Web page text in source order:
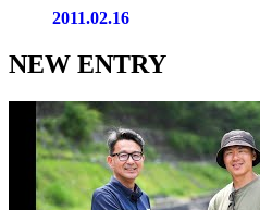
2011.02.16
NEW ENTRY